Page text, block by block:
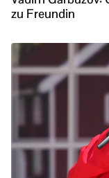
zu Freundin